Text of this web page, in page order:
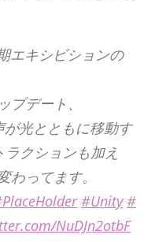
期エキシビションの
プデート、
が光とともに移動す
ラクションも加え
わってます。
#Unity #
NuDJn2otbF